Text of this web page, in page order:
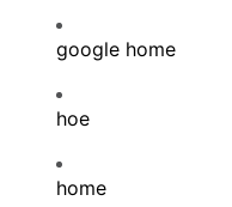
google home
hoe
home